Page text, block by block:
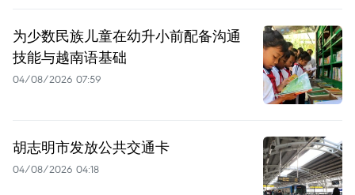
为少数民族儿童在幼升小前配备沟通
技能与越南语基础
04/08/2026 07:59
胡志明市发放公共交通卡
04/08/2026 04:18